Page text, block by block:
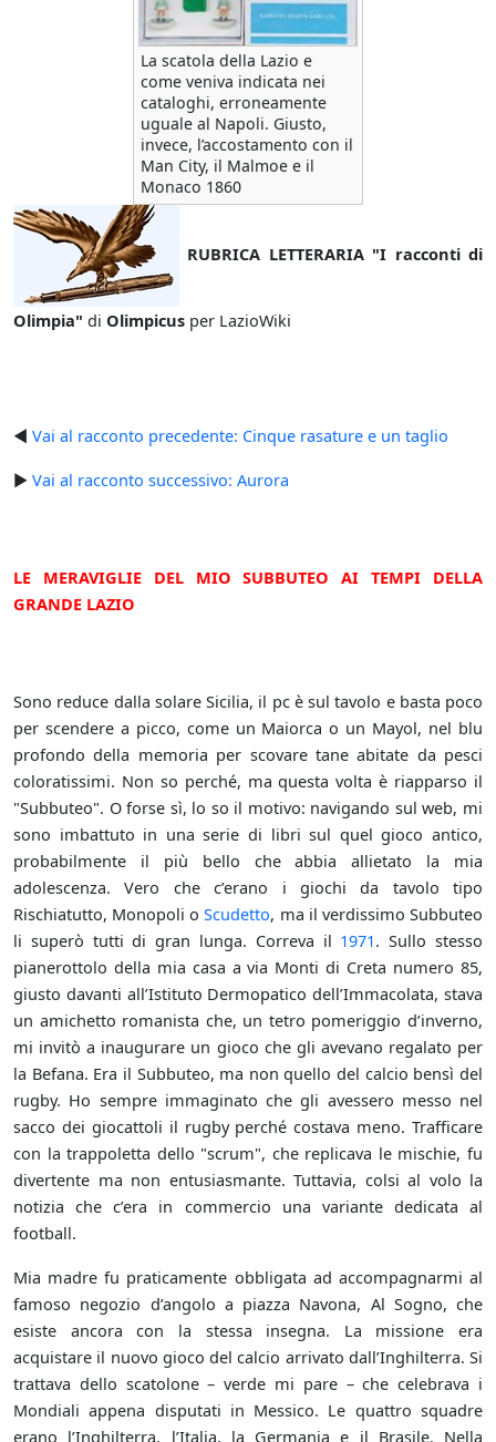
La scatola della Lazio e
come veniva indicata nei
cataloghi, erroneamente
uguale al Napoli. Giusto,
invece, l’accostamento con il
Man City, il Malmoe e il
Monaco 1860
RUBRICA LETTERARIA "I racconti di
Olimpia" di Olimpicus per LazioWiki
◄ Vai al racconto precedente: Cinque rasature e un taglio
► Vai al racconto successivo: Aurora
LE MERAVIGLIE DEL MIO SUBBUTEO AI TEMPI DELLA
GRANDE LAZIO
Sono reduce dalla solare Sicilia, il pc è sul tavolo e basta poco
per scendere a picco, come un Maiorca o un Mayol, nel blu
profondo della memoria per scovare tane abitate da pesci
coloratissimi. Non so perché, ma questa volta è riapparso il
"Subbuteo". O forse sì, lo so il motivo: navigando sul web, mi
sono imbattuto in una serie di libri sul quel gioco antico,
probabilmente il più bello che abbia allietato la mia
adolescenza. Vero che c’erano i giochi da tavolo tipo
Rischiatutto, Monopoli oScudetto, ma il verdissimo Subbuteo
li superò tutti di gran lunga. Correva il 1971. Sullo stesso
pianerottolo della mia casa a via Monti di Creta numero 85,
giusto davanti all’Istituto Dermopatico dell’Immacolata, stava
un amichetto romanista che, un tetro pomeriggio d’inverno,
mi invitò a inaugurare un gioco che gli avevano regalato per
la Befana. Era il Subbuteo, ma non quello del calcio bensì del
rugby. Ho sempre immaginato che gli avessero messo nel
sacco dei giocattoli il rugby perché costava meno. Trafficare
con la trappoletta dello "scrum", che replicava le mischie, fu
divertente ma non entusiasmante. Tuttavia, colsi al volo la
notizia che c’era in commercio una variante dedicata al
football.
Mia madre fu praticamente obbligata ad accompagnarmi al
famoso negozio d’angolo a piazza Navona, Al Sogno, che
esiste ancora con la stessa insegna. La missione era
acquistare il nuovo gioco del calcio arrivato dall’Inghilterra. Si
trattava dello scatolone – verde mi pare – che celebrava i
Mondiali appena disputati in Messico. Le quattro squadre
erano l’Inghilterra, l’Italia, la Germania e il Brasile. Nella